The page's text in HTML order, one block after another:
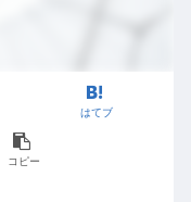
はてブ
コピー